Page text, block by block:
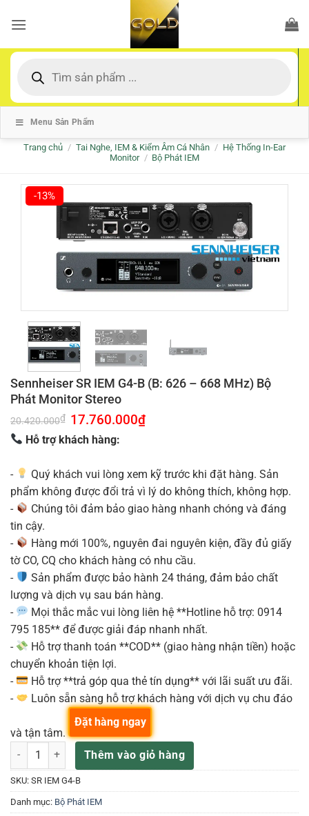
qua
dung
kiếm
Menu Sản Phẩm
Trang chủ / Tai Nghe, IEM & Kiểm Âm Cá Nhân / Hệ Thống In-Ear
Monitor / Bộ Phát IEM
-13%
Sennheiser SR IEM G4-B (B: 626 – 668 MHz) Bộ
Phát Monitor Stereo
20.420.000₫ Giá
gốc
là:
20.420.000₫.
17.760.000₫Giá
Hỗ trợ khách hàng:
-
Quý khách vui lòng xem kỹ trước khi đặt hàng. Sản
phẩm không được đổi trả vì lý do không thích, không hợp.
-
Chúng tôi đảm bảo giao hàng nhanh chóng và đáng
tin cậy.
-
Hàng mới 100%, nguyên đai nguyên kiện, đầy đủ giấy
tờ CO, CQ cho khách hàng có nhu cầu.
-
Sản phẩm được bảo hành 24 tháng, đảm bảo chất
lượng và dịch vụ sau bán hàng.
-
Mọi thắc mắc vui lòng liên hệ **Hotline hỗ trợ: 0914
795 185** để được giải đáp nhanh nhất.
-
Hỗ trợ thanh toán **COD** (giao hàng nhận tiền) hoặc
chuyển khoản tiện lợi.
-
Hỗ trợ **trả góp qua thẻ tín dụng** với lãi suất ưu đãi.
-
Luôn sẵn sàng hỗ trợ khách hàng với dịch vụ chu đáo
và tận tâm.
Sennheiser SR IEM G4-B (B: 626 - 668 MHz) Bộ Phát Monitor
Thêm vào giỏ hàng
Đặt hàng ngay
SKU: SR IEM G4-B
Danh mục: Bộ Phát IEM